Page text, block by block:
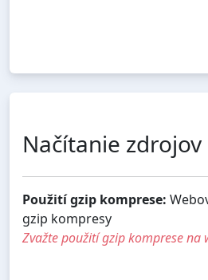
Načítanie zdrojov
Použití gzip komprese:
gzip kompresy
Zvažte použití gzip komprese na